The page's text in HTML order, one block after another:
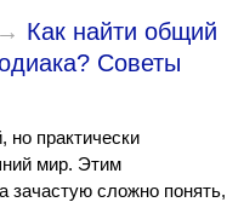
→ Как найти общий
Советы
практически
мир. Этим
зачастую сложно понять,